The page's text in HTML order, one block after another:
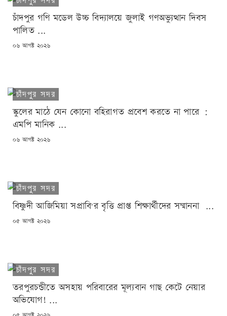
চাঁদপুর গণি মডেল উচ্চ বিদ্যালয়ে জুলাই গণঅভ্যুত্থান দিবস
পালিত ...
POSTED
০৬ আগষ্ট ২০২৬
চাঁদপুর সদর
স্কুলের মাঠে যেন কোনো বহিরাগত প্রবেশ করতে না পারে :
এমপি মানিক ...
POSTED
০৬ আগষ্ট ২০২৬
চাঁদপুর সদর
বিষ্ণুদী আজিমিয়া সপ্রাবি'র বৃত্তি প্রাপ্ত শিক্ষার্থীদের সম্মাননা ...
POSTED
০৫ আগষ্ট ২০২৬
চাঁদপুর সদর
তরপুরচন্ডীতে অসহায় পরিবারের মূল্যবান গাছ কেটে নেয়ার
অভিযোগ! ...